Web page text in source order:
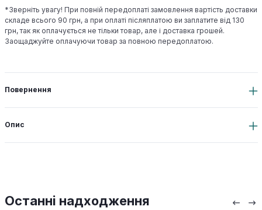
*Зверніть увагу! При повній передоплаті замовлення вартість доставки
складе всього 90 грн, а при оплаті післяплатою ви заплатите від 130
грн, так як оплачується не тільки товар, але і доставка грошей.
Заощаджуйте оплачуючи товар за повною передоплатою.
Повернення
Опис
Останні надходження